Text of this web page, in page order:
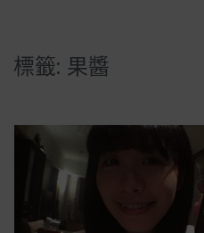
星巴克都用 OATLY 泡
無麩質食物清單一覽：
早上沒時間做早餐？10
標籤: 果醬